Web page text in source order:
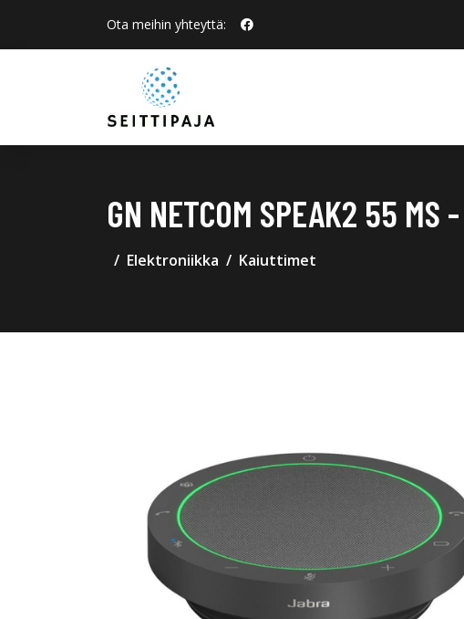
Ota meihin yhteyttä:
GN NETCOM SPEAK2 55 MS
Elektroniikka Kaiuttimet